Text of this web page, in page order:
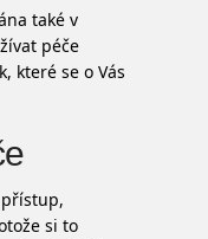
také v
péče
které se o Vás
si to